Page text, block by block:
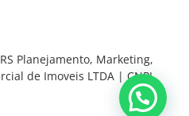
Planejamento, Marketing,
de Imoveis LTDA | CNPJ